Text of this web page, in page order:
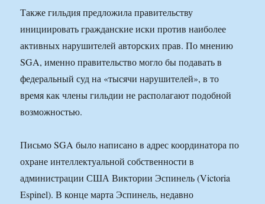
Также гильдия предложила правительству
инициировать гражданские иски против наиболее
активных нарушителей авторских прав. По мнению
SGA, именно правительство могло бы подавать в
федеральный суд на «тысячи нарушителей», в то
время как члены гильдии не располагают подобной
возможностью.
Письмо SGA было написано в адрес координатора по
охране интеллектуальной собственности в
администрации США Виктории Эспинель (Victoria
Espinel). В конце марта Эспинель, недавно